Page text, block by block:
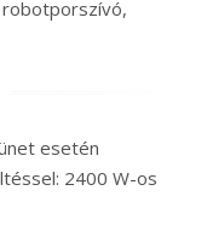
robotporszívó,
esetén
2400 W-os